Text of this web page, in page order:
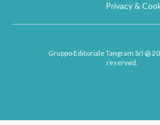
Privacy &
Gruppo Editoriale Tangram Srl @
reserved.